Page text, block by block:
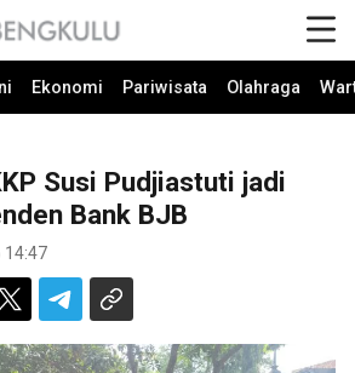
Ekonomi Pariwisata Olahraga
Susi Pudjiastuti jadi
Bank BJB
14:47